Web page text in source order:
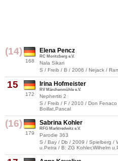
(14)
168
Elena Pencz
RC Moritzberg e.V.
Nala Sikari
S / Freib / B / 2006 / Nejack /
15
172
Irina Hofmeister
RV Märchenmühle e.V.
Nephertiti 2
S / Freib / F / 2010 / Don
Boillat,Pascal
(16)
179
Sabrina Kohler
RFG Marktredwitz e.V.
Parodie 363
S / Bay / Db / 2009 / Spielberg /
u.Petra / B: ZG Kohler,Wilhelm